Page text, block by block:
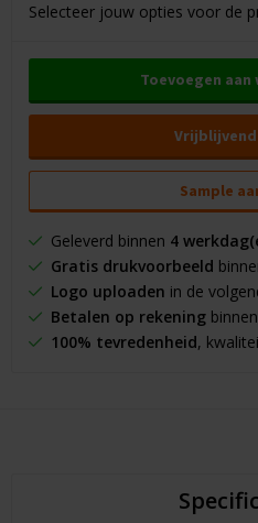
Selecteer jouw opties voor de
Toevoegen
Sample
Geleverd binnen 4
Gratis drukvoorbeeld
Logo uploaden in de
Betalen op rekening
100% tevredenheid,